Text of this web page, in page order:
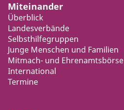
Miteinander
Überblick
Landesverbände
Selbsthilfegruppen
Junge Menschen und Familien
Mitmach- und Ehrenamtsbörse
International
Termine